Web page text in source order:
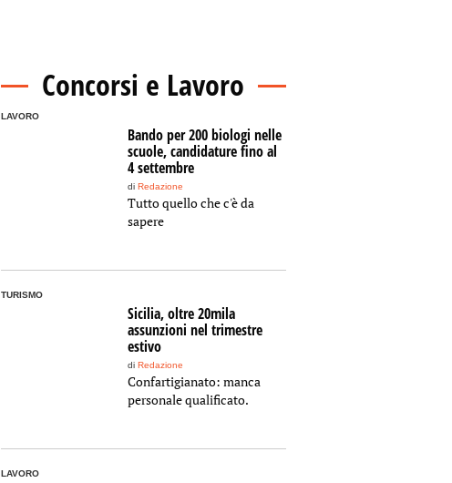
Concorsi e Lavoro
LAVORO
Bando per 200 biologi nelle
scuole, candidature fino al
4 settembre
di Redazione
Tutto quello che c'è da
sapere
TURISMO
Sicilia, oltre 20mila
assunzioni nel trimestre
estivo
di Redazione
Confartigianato: manca
personale qualificato.
LAVORO